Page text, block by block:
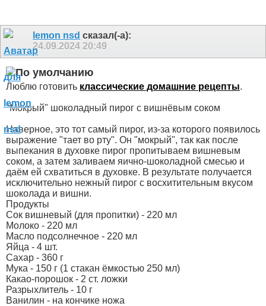
lemon nsd сказал(-а):
24.09.2024 20:49
Люблю готовить классические домашние рецепты.
"Мокрый" шоколадный пирог с вишнёвым соком
Наверное, это тот самый пирог, из-за которого появилось
выражение "тает во рту". Он "мокрый", так как после
выпекания в духовке пирог пропитываем вишневым
соком, а затем заливаем яично-шоколадной смесью и
даём ей схватиться в духовке. В результате получается
исключительно нежный пирог с восхитительным вкусом
шоколада и вишни.
Продукты
Сок вишневый (для пропитки) - 220 мл
Молоко - 220 мл
Масло подсолнечное - 220 мл
Яйца - 4 шт.
Сахар - 360 г
Мука - 150 г (1 стакан ёмкостью 250 мл)
Какао-порошок - 2 ст. ложки
Разрыхлитель - 10 г
Ванилин - на кончике ножа